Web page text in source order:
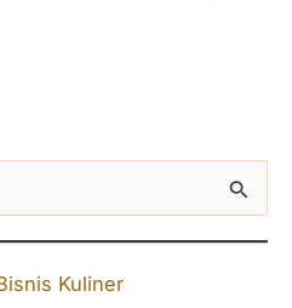
Kuliner